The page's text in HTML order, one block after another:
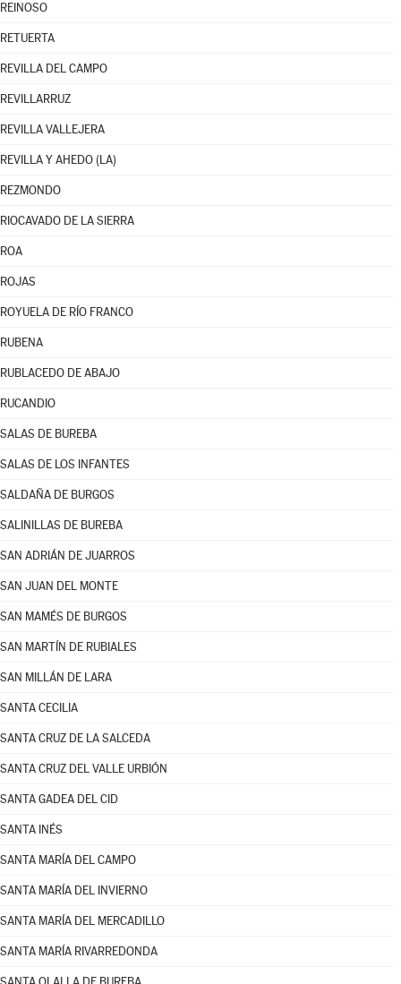
REINOSO
RETUERTA
REVILLA DEL CAMPO
REVILLARRUZ
REVILLA VALLEJERA
REVILLA Y AHEDO (LA)
REZMONDO
RIOCAVADO DE LA SIERRA
ROA
ROJAS
ROYUELA DE RÍO FRANCO
RUBENA
RUBLACEDO DE ABAJO
RUCANDIO
SALAS DE BUREBA
SALAS DE LOS INFANTES
SALDAÑA DE BURGOS
SALINILLAS DE BUREBA
SAN ADRIÁN DE JUARROS
SAN JUAN DEL MONTE
SAN MAMÉS DE BURGOS
SAN MARTÍN DE RUBIALES
SAN MILLÁN DE LARA
SANTA CECILIA
SANTA CRUZ DE LA SALCEDA
SANTA CRUZ DEL VALLE URBIÓN
SANTA GADEA DEL CID
SANTA INÉS
SANTA MARÍA DEL CAMPO
SANTA MARÍA DEL INVIERNO
SANTA MARÍA DEL MERCADILLO
SANTA MARÍA RIVARREDONDA